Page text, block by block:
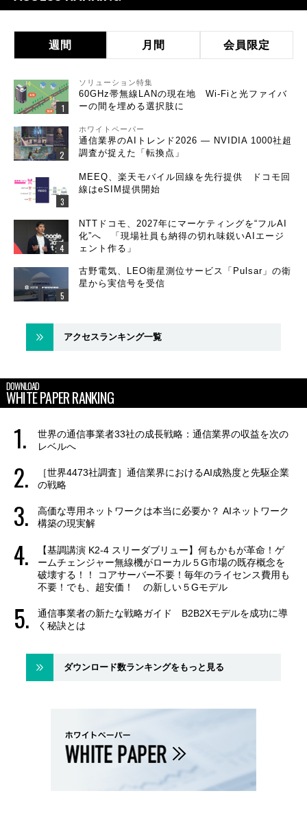
週間 月間 会員限定
ソリューション特集
60GHz帯無線LANの現在地 Wi-Fiと光ファイバ
ーの間を埋める選択肢に
ホワイトペーパー
通信業界のAIトレンド2026 ― NVIDIA 1000社超
調査が捉えた「転換点」
MEEQ、楽天モバイル回線を先行提供 ドコモ回
線はeSIM提供開始
NTTドコモ、2027年にマーケティングを“フルAI
化”へ 「現場社員も納得の切れ味鋭いAIエージ
ェント作る」
古野電気、LEO衛星測位サービス「Pulsar」の衛
星から実信号を受信
アクセスランキング一覧
DOWNLOAD
WHITE PAPER RANKING
世界の通信事業者33社の成長戦略：通信業界の収益を次の
レベルへ
［世界4473社調査］通信業界におけるAI成熟度と先駆企業
の戦略
高価な専用ネットワークは本当に必要か？ AIネットワーク
構築の現実解
【基調講演 K2-4 スリーダブリュー】何もかもが革命！ゲ
ームチェンジャー無線機がローカル５G市場の既存概念を
破壊する！！ コアサーバー不要！毎年のライセンス費用も
不要！でも、超安価！ の新しい５Gモデル
通信事業者の新たな戦略ガイド B2B2Xモデルを成功に導
く秘訣とは
ダウンロード数ランキングをもっと見る